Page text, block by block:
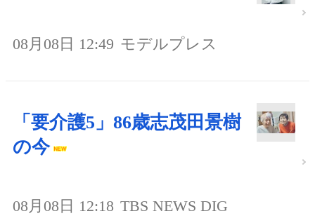
08月08日 12:49 モデルプレス
「要介護5」86歳志茂田景樹
の今
08月08日 12:18 TBS NEWS DIG